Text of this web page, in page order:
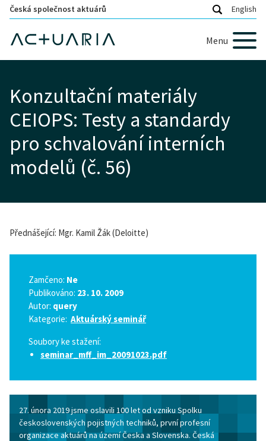
Česká společnost aktuárů English
Menu
Konzultační materiály
CEIOPS: Testy a standardy
pro schvalování interních
modelů (č. 56)
Přednášející: Mgr. Kamil Žák (Deloitte)
Zamčeno: Ne
Publikováno: 23. 10. 2009
Autor: query
Kategorie: Aktuárský seminář
Soubory ke stažení:
seminar_mff_im_20091023.pdf
27. února 2019 jsme oslavili 100 let od vzniku Spolku
československých pojistných techniků, první profesní
organizace aktuárů na území Česka a Slovenska. Česká